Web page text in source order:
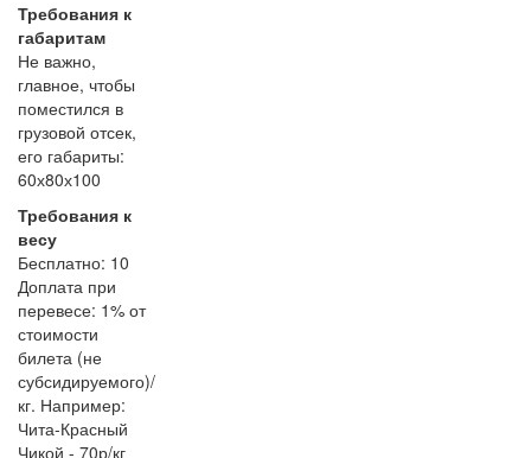
Требования к
габаритам
Не важно,
главное, чтобы
поместился в
грузовой отсек,
его габариты:
60х80х100
Требования к
весу
Бесплатно: 10
Доплата при
перевесе: 1% от
стоимости
билета (не
субсидируемого)/
кг. Например:
Чита-Красный
Чикой - 70р/кг